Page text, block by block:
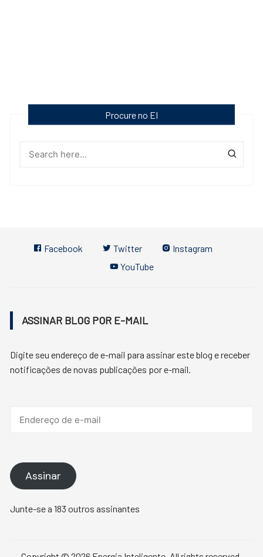
Procure no EI
Facebook Twitter
Instagram
YouTube
ASSINAR BLOG POR E-MAIL
Digite seu endereço de e-mail para assinar este blog e receber
notificações de novas publicações por e-mail.
Assinar
Junte-se a 183 outros assinantes